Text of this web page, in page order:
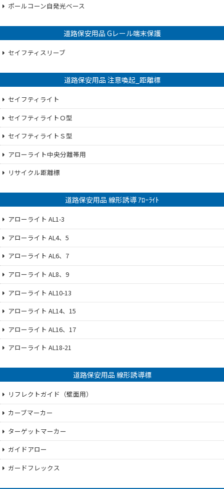
ポールコーン自発光ベース
道路保安用品 Gレール端末保護
セイフティスリーブ
道路保安用品 注意喚起_距離標
セイフティライト
セイフティライトＯ型
セイフティライトＳ型
アローライト中央分離帯用
リサイクル距離標
道路保安用品 線形誘導 ｱﾛｰﾗｲﾄ
アローライト AL1-3
アローライト AL4、5
アローライト AL6、7
アローライト AL8、9
アローライト AL10-13
アローライト AL14、15
アローライト AL16、17
アローライト AL18-21
道路保安用品 線形誘導標
リフレクトガイド（壁面用）
カーブマーカー
ターゲットマーカー
ガイドアロー
ガードフレックス